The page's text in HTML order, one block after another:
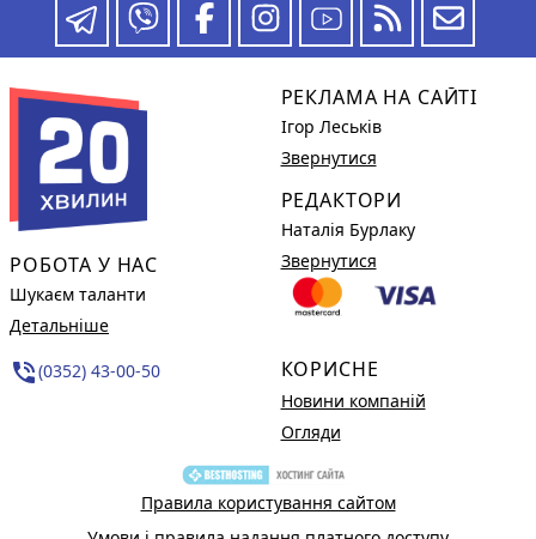
РОБОТА У НАС
Шукаєм таланти
Детальніше
phone_in_talk(0352) 43-00-50
РЕКЛАМА НА САЙТІ
Ігор Леськів
Звернутися
РЕДАКТОРИ
Наталія Бурлаку
Звернутися
КОРИСНЕ
Новини компаній
Огляди
Правила користування сайтом